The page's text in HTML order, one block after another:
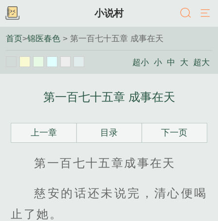
小说村
首页>锦医春色 > 第一百七十五章 成事在天
超小 小 中 大 超大
第一百七十五章 成事在天
上一章 目录 下一页
第一百七十五章成事在天
慈安的话还未说完，清心便喝
止了她。